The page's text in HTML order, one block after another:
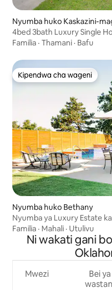
Nyumba huko Kaskazini-
oma City
4bed 3bath Luxury Single
Familia · Thamani · Bafu
Kipendwa cha wageni
Kipendwa cha wageni
Nyumba huko Bethany
Nyumba ya Luxury Estate
66
Familia · Mahali · Utulivu
Ni wakati gani
Mwezi
Bei ya